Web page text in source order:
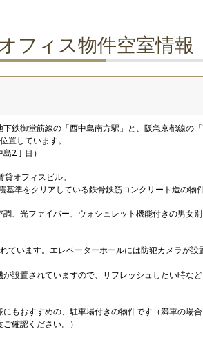
フィス物件空室情報
鉄御堂筋線の「西中島南方駅」と、阪急京都線の
置しています。
2丁目）
オフィスビル。
基準をクリアしている鉄骨鉄筋コンクリート造の物
、光ファイバー、ウォシュレット機能付きの男女
ています。エレベーターホールには防犯カメラが設
設置されていますので、リフレッシュしたい時な
もおすすめの、駐車場付きの物件です（満車の場
確認ください。）